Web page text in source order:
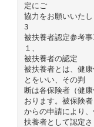
定にご
協力をお願いいたし
3
被扶養者認定参考事
１、
被扶養者の認定
被扶養者とは、健
とをいい、その判
断は各保険者（健
おります。被保険者
からの申請により
扶養者として認定さ